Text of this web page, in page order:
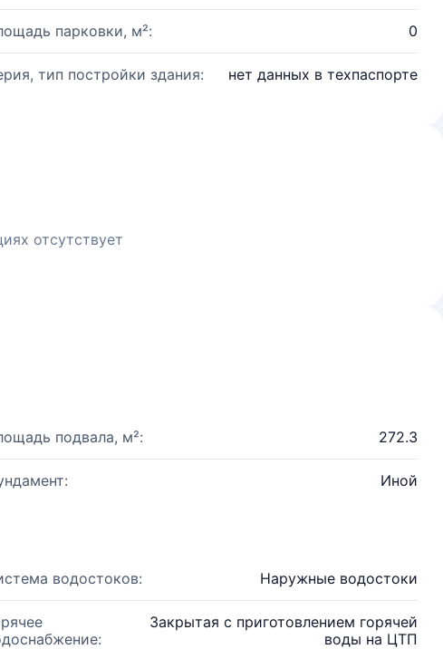
парковки, м²: 0
тип постройки здания: нет данных в техпаспорте
отсутствует
подвала, м²: 272.3
Иной
водостоков: Наружные водостоки
Закрытая с приготовлением горячей
воды на ЦТП